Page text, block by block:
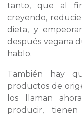
tanto, que al
creyendo,
dieta, y
después vegana
hablo.
También hay
productos de
los llaman
producir,